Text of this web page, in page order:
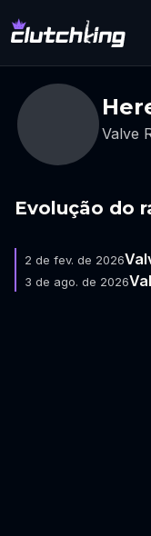
Valve
Evolução do
2 de fev. de 2026
3 de ago. de 2026